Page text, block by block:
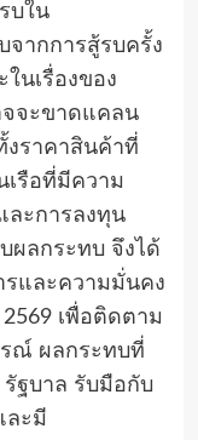
บใน
จากการสู้รบครั้ง
นเรื่องของ
จจะขาดแคลน
งราคาสินค้าที่
เรือที่มีความ
ละการลงทุน
ผลกระทบ จึงได้
และความมั่นคง
เพื่อติดตาม
ณ์ ผลกระทบที่
รัฐบาล รับมือกับ
ละมี